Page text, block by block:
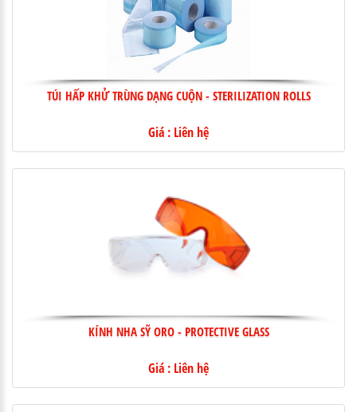
TÚI HẤP KHỬ TRÙNG DẠNG CUỘN - STERILIZATION ROLLS
Giá : Liên hệ
KÍNH NHA SỸ ORO - PROTECTIVE GLASS
Giá : Liên hệ